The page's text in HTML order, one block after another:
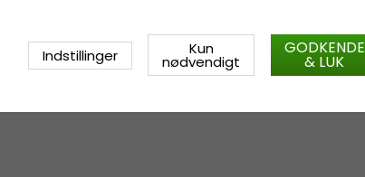
Indstillinger Kun
nødvendigt
GODKENDE
& LUK